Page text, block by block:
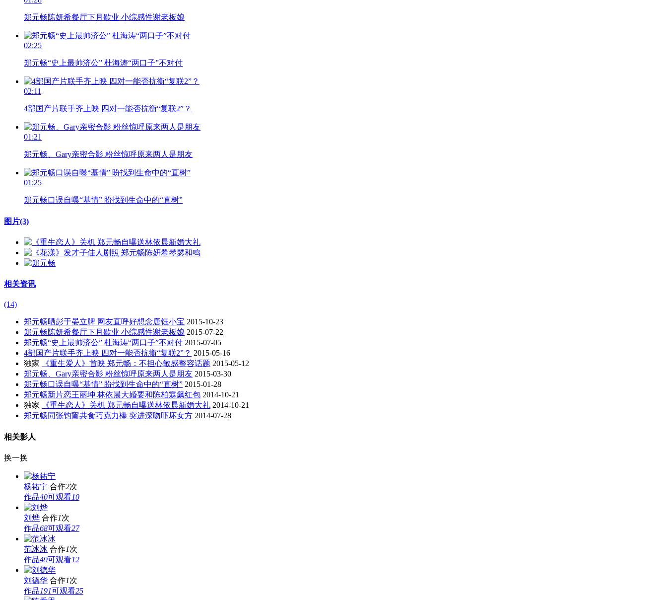
郑元畅陈妍希餐厅下月歇业 小综感性谢老板娘
02:25
郑元畅“史上最帅济公” 杜海涛“两口子”不对付
02:11
4部国产片联手齐上映 四对一能否抗衡“复联2”？
01:21
郑元畅、Gary亲密合影 粉丝惊呼原来两人是朋友
01:25
郑元畅口误自曝“基情” 盼找到生命中的“直树”
图片(3)
相关资讯
(14)
郑元畅晒彭于晏立牌 网友直呼好想念唐钰小宝 2015-10-23
郑元畅陈妍希餐厅下月歇业 小综感性谢老板娘 2015-07-22
郑元畅“史上最帅济公” 杜海涛“两口子”不对付 2015-07-05
4部国产片联手齐上映 四对一能否抗衡“复联2”？ 2015-05-16
独家
《重生爱人》首映 郑元畅：不担心敏感整容话题 2015-05-12
郑元畅、Gary亲密合影 粉丝惊呼原来两人是朋友 2015-03-30
郑元畅口误自曝“基情” 盼找到生命中的“直树” 2015-01-28
郑元畅新片恋王丽坤 林依晨大婚要和陈柏霖飙红包 2014-10-21
独家
《重生恋人》关机 郑元畅自曝送林依晨新婚大礼 2014-10-21
郑元畅同张钧甯共食巧克力棒 突进深吻吓坏女方 2014-07-28
相关影人
换一换
杨祐宁 合作2次
作品40可观看10
刘烨 合作1次
作品68可观看27
范冰冰 合作1次
作品49可观看12
刘德华 合作1次
作品191可观看25